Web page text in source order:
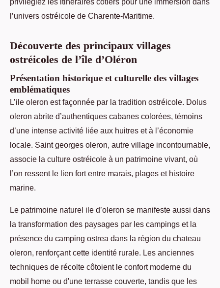
l’univers ostréicole de Charente-Maritime.
Découverte des principaux villages
ostréicoles de l’île d’Oléron
Présentation historique et culturelle des villages
emblématiques
L’ile oleron est façonnée par la tradition ostréicole. Dolus
oleron abrite d’authentiques cabanes colorées, témoins
d’une intense activité liée aux huitres et à l’économie
locale. Saint georges oleron, autre village incontournable,
associe la culture ostréicole à un patrimoine vivant, où
l’on ressent le lien fort entre marais, plages et histoire
marine.
Le patrimoine naturel ile d’oleron se manifeste aussi dans
la transformation des paysages par les campings et la
présence du camping ostrea dans la région du chateau
oleron, renforçant cette identité rurale. Les anciennes
techniques de récolte côtoient le confort moderne du
mobil home ou d'une terrasse couverte, tandis que les